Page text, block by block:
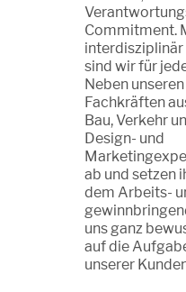
Commitment.
sind wir für
Neben
Fachkräften
Bau, Verkehr
Design- und
ab und setzen
dem Arbeits-
uns ganz
auf die
unserer